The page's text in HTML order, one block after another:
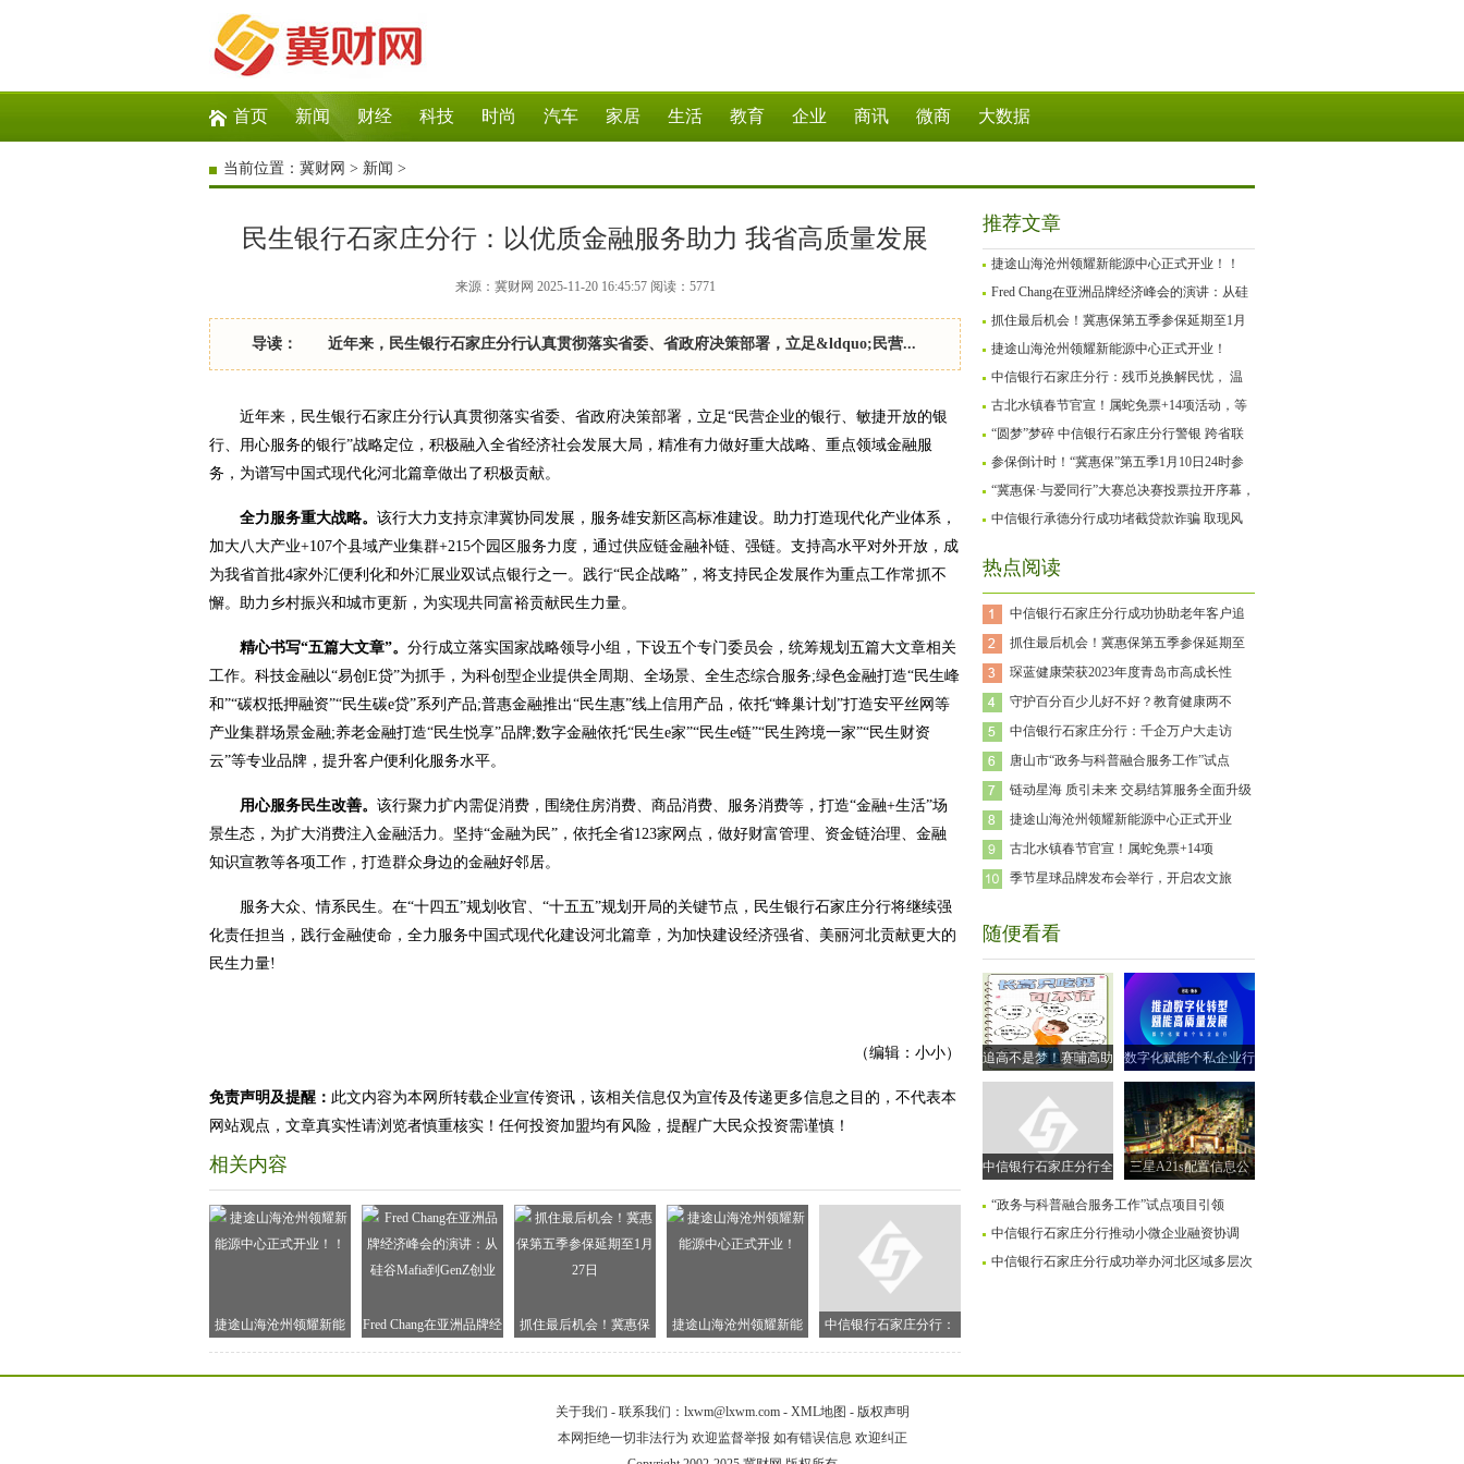
首页 新闻 财经 科技 时尚 汽车 家居 生活 教育 企业 商讯 微商 大数据
当前位置： 冀财网 > 新闻 >
民生银行石家庄分行：以优质金融服务助力 我省高质量发展
来源：冀财网 2025-11-20 16:45:57 阅读： 5771
导读： 近年来，民生银行石家庄分行认真贯彻落实省委、省政府决策部署，立足&ldquo;民营...
近年来，民生银行石家庄分行认真贯彻落实省委、省政府决策部署，立足“民营企业的银行、敏捷开放的银
行、用心服务的银行”战略定位，积极融入全省经济社会发展大局，精准有力做好重大战略、重点领域金融服
务，为谱写中国式现代化河北篇章做出了积极贡献。
全力服务重大战略。 该行大力支持京津冀协同发展，服务雄安新区高标准建设。助力打造现代化产业体系，
加大八大产业+107个县域产业集群+215个园区服务力度，通过供应链金融补链、强链。支持高水平对外开放，成
为我省首批4家外汇便利化和外汇展业双试点银行之一。践行“民企战略”，将支持民企发展作为重点工作常抓不
懈。助力乡村振兴和城市更新，为实现共同富裕贡献民生力量。
精心书写“五篇大文章”。 分行成立落实国家战略领导小组，下设五个专门委员会，统筹规划五篇大文章相关
工作。科技金融以“易创E贷”为抓手，为科创型企业提供全周期、全场景、全生态综合服务;绿色金融打造“民生峰
和”“碳权抵押融资”“民生碳e贷”系列产品;普惠金融推出“民生惠”线上信用产品，依托“蜂巢计划”打造安平丝网等
产业集群场景金融;养老金融打造“民生悦享”品牌;数字金融依托“民生e家”“民生e链”“民生跨境一家”“民生财资
云”等专业品牌，提升客户便利化服务水平。
用心服务民生改善。 该行聚力扩内需促消费，围绕住房消费、商品消费、服务消费等，打造“金融+生活”场
景生态，为扩大消费注入金融活力。坚持“金融为民”，依托全省123家网点，做好财富管理、资金链治理、金融
知识宣教等各项工作，打造群众身边的金融好邻居。
服务大众、情系民生。在“十四五”规划收官、“十五五”规划开局的关键节点，民生银行石家庄分行将继续强
化责任担当，践行金融使命，全力服务中国式现代化建设河北篇章，为加快建设经济强省、美丽河北贡献更大的
民生力量!
（编辑：小小）
免责声明及提醒： 此文内容为本网所转载企业宣传资讯，该相关信息仅为宣传及传递更多信息之目的，不代表本
网站观点，文章真实性请浏览者慎重核实！任何投资加盟均有风险，提醒广大民众投资需谨慎！
相关内容
捷途山海沧州领耀新能
源中心正式开业！！
Fred Chang在亚洲品牌经
济峰会的演讲：从硅谷
Mafia到GenZ创业
抓住最后机会！冀惠保
第五季参保延期至1月27
日
捷途山海沧州领耀新能
源中心正式开业！
中信银行石家庄分行：
残币兑换解民忧， 温情
服务暖人心
推荐文章
捷途山海沧州领耀新能源中心正式开业！！
Fred Chang在亚洲品牌经济峰会的演讲：从硅
谷Mafia到GenZ创业
抓住最后机会！冀惠保第五季参保延期至1月
27日
捷途山海沧州领耀新能源中心正式开业！
中信银行石家庄分行：残币兑换解民忧， 温
情服务暖人心
古北水镇春节官宣！属蛇免票+14项活动，等
你来“闹”新春！
“圆梦”梦碎 中信银行石家庄分行警银 跨省联
动为客户追回被骗资金
参保倒计时！“冀惠保”第五季1月10日24时参
保通道关闭！！
“冀惠保·与爱同行”大赛总决赛投票拉开序幕，
用爱点亮特殊儿童的未来
中信银行承德分行成功堵截贷款诈骗 取现风
热点阅读
中信银行石家庄分行成功协助老年客户追
抓住最后机会！冀惠保第五季参保延期至
琛蓝健康荣获2023年度青岛市高成长性
守护百分百少儿好不好？教育健康两不
中信银行石家庄分行：千企万户大走访
唐山市“政务与科普融合服务工作”试点
链动星海 质引未来 交易结算服务全面升级
捷途山海沧州领耀新能源中心正式开业
古北水镇春节官宣！属蛇免票+14项
季节星球品牌发布会举行，开启农文旅
随便看看
追高不是梦！赛哺高助
力实现孩子的“黄金身
高”
数字化赋能个私企业行
| 走进衡水市 共探转型
新路径
中信银行石家庄分行全
三星A21s配置信息公
“政务与科普融合服务工作”试点项目引领
中信银行石家庄分行推动小微企业融资协调
中信银行石家庄分行成功举办河北区域多层次
关于我们 - 联系我们：lxwm@lxwm.com - XML地图 - 版权声明
本网拒绝一切非法行为 欢迎监督举报 如有错误信息 欢迎纠正